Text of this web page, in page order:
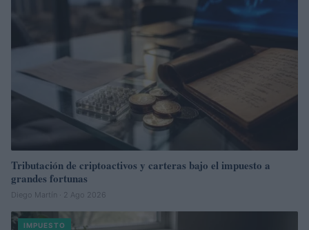
Tributación de criptoactivos y carteras bajo el impuesto a
grandes fortunas
Diego Martín · 2 Ago 2026
IMPUESTO